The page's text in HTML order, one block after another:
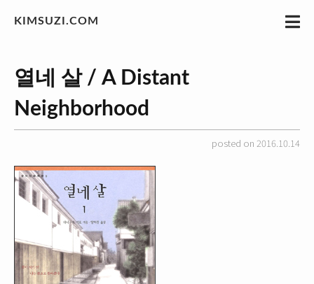
KIMSUZI.COM
열네 살 / A Distant
Neighborhood
posted on 2016.10.14